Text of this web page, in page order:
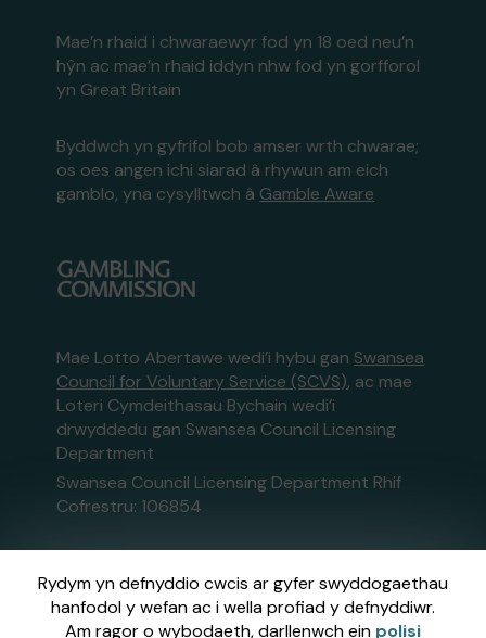
Rydym yn defnyddio cwcis ar gyfer swyddogaethau
hanfodol y wefan ac i wella profiad y defnyddiwr.
Am ragor o wybodaeth, darllenwch ein polisi
Mae’n rhaid i chwaraewyr fod yn 18 oed neu’n
hŷn ac mae’n rhaid iddyn nhw fod yn gorfforol
yn Great Britain
Byddwch yn gyfrifol bob amser wrth chwarae;
os oes angen ichi siarad â rhywun am eich
gamblo, yna cysylltwch â Gamble Aware
Mae Lotto Abertawe wedi’i hybu gan Swansea
Council for Voluntary Service (SCVS), ac mae
Loteri Cymdeithasau Bychain wedi’i
drwyddedu gan Swansea Council Licensing
Department
Swansea Council Licensing Department Rhif
Cofrestru: 106854
Gweinyddir y wefan hon gan Gatherwell,